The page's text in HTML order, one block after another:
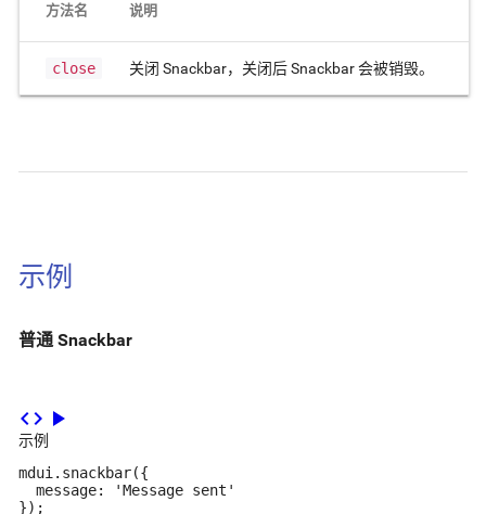
方法名 说明
close 关闭 Snackbar，关闭后 Snackbar 会被销毁。
示例
普通 Snackbar
code play_arrow
示例
mdui.snackbar({
  message: 'Message sent'
});